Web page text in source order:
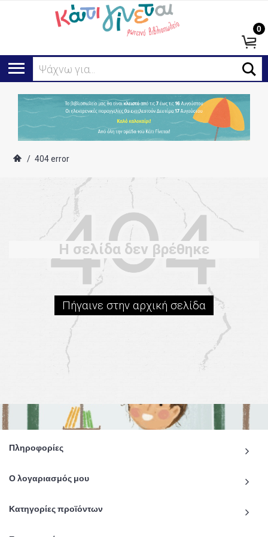
Ψάχνω για...
0
/ 404 error
Η σελίδα δεν βρέθηκε
Πήγαινε στην αρχική σελίδα
Πληροφορίες
Ο λογαριασμός μου
Κατηγορίες προϊόντων